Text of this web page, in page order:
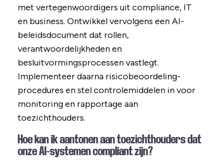
met vertegenwoordigers uit compliance, IT
en business. Ontwikkel vervolgens een AI-
beleidsdocument dat rollen,
verantwoordelijkheden en
besluitvormingsprocessen vastlegt.
Implementeer daarna risicobeoordeling-
procedures en stel controlemiddelen in voor
monitoring en rapportage aan
toezichthouders.
Hoe kan ik aantonen aan toezichthouders dat
onze AI-systemen compliant zijn?